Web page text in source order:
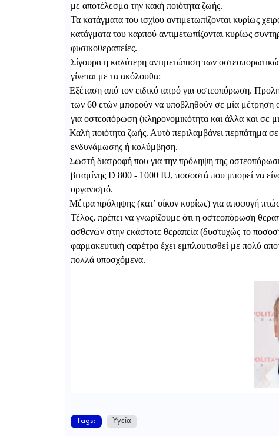
με αποτέλεσμα την κακή ποιότητα ζωής.
Τα κατάγματα του ισχίου αντιμετωπίζονται κυρίως
κατάγματα του καρπού αντιμετωπίζονται κυρίως
φυσικοθεραπείες.
Σίγουρα η καλύτερη αντιμετώπιση των
γίνεται με τα ακόλουθα:
Εξέταση από τον ειδικό ιατρό για οστεοπόρωση.
των 60 ετών μπορούν να υποβληθούν σε μία μέτρηση
για οστεοπόρωση (κληρονομικότητα και άλλα και σε
Καλή ποιότητα ζωής. Αυτό περιλαμβάνει περπάτημα
ενδυνάμωσης ή κολύμβηση.
Σωστή διατροφή που για την πρόληψη της
βιταμίνης D 800 - 1000 IU, ποσοστά που μπορεί να
οργανισμό.
Μέτρα πρόληψης (κατ’ οίκον κυρίως) για αποφυγή
Τέλος, πρέπει να γνωρίζουμε ότι η οστεοπόρωση
ασθενών στην εκάστοτε θεραπεία (δυστυχώς το
φαρμακευτική φαρέτρα έχει εμπλουτισθεί με πολύ
πολλά υποσχόμενα.
Tags: Υγεία